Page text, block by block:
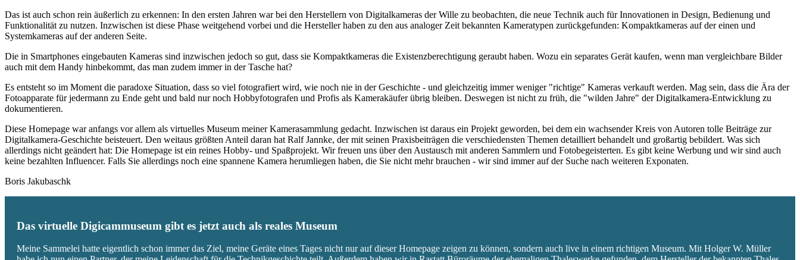
Das ist auch schon rein äußerlich zu erkennen: In den ersten Jahren war bei den Herstellern von Digitalkameras der Wille zu beobachten, die neue Technik auch für Innovationen in Design, Bedienung und
Funktionalität zu nutzen. Inzwischen ist diese Phase weitgehend vorbei und die Hersteller haben zu den aus analoger Zeit bekannten Kameratypen zurückgefunden: Kompaktkameras auf der einen und
Systemkameras auf der anderen Seite.
Die in Smartphones eingebauten Kameras sind inzwischen jedoch so gut, dass sie Kompaktkameras die Existenzberechtigung geraubt haben. Wozu ein separates Gerät kaufen, wenn man vergleichbare Bilder
auch mit dem Handy hinbekommt, das man zudem immer in der Tasche hat?
Es entsteht so im Moment die paradoxe Situation, dass so viel fotografiert wird, wie noch nie in der Geschichte - und gleichzeitig immer weniger "richtige" Kameras verkauft werden. Mag sein, dass die Ära der
Fotoapparate für jedermann zu Ende geht und bald nur noch Hobbyfotografen und Profis als Kamerakäufer übrig bleiben. Deswegen ist nicht zu früh, die "wilden Jahre" der Digitalkamera-Entwicklung zu
dokumentieren.
Diese Homepage war anfangs vor allem als virtuelles Museum meiner Kamerasammlung gedacht. Inzwischen ist daraus ein Projekt geworden, bei dem ein wachsender Kreis von Autoren tolle Beiträge zur
Digitalkamera-Geschichte beisteuert. Den weitaus größten Anteil daran hat Ralf Jannke, der mit seinen Praxisbeiträgen die verschiedensten Themen detailliert behandelt und großartig bebildert. Was sich
allerdings nicht geändert hat: Die Homepage ist ein reines Hobby- und Spaßprojekt. Wir freuen uns über den Austausch mit anderen Sammlern und Fotobegeisterten. Es gibt keine Werbung und wir sind auch
keine bezahlten Influencer. Falls Sie allerdings noch eine spannene Kamera herumliegen haben, die Sie nicht mehr brauchen - wir sind immer auf der Suche nach weiteren Exponaten.
Boris Jakubaschk
Das virtuelle Digicammuseum gibt es jetzt auch als reales Museum
Meine Sammelei hatte eigentlich schon immer das Ziel, meine Geräte eines Tages nicht nur auf dieser Homepage zeigen zu können, sondern auch live in einem richtigen Museum. Mit Holger W. Müller